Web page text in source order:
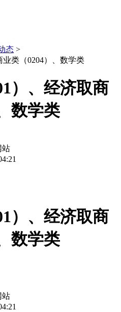
态 >
类（0204）、数学类
）、经济取商
数学类
站
）、经济取商
数学类
站